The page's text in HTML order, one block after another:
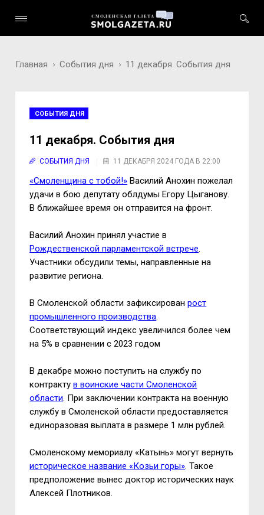
Главная События дня 11 декабря. События дня
СОБЫТИЯ ДНЯ
11 декабря. События дня
СОБЫТИЯ ДНЯ 11 ДЕКАБРЯ 2024 ГОДА В 22:00
«Смоленщина с тобой!» Василий Анохин пожелал
удачи в бою депутату облдумы Егору Цыганову.
В ближайшее время он отправится на фронт.
Василий Анохин принял участие в
Рождественской парламентской встрече.
Участники обсудили темы, направленные на
развитие региона.
В Смоленской области зафиксированрост
промышленного производства.
Соответствующий индекс увеличился более чем
на 5% в сравнении с 2023 годом
В декабре можно поступить на службу по
контрактув воинские части Смоленской
области. При заключении контракта на военную
службу в Смоленской области предоставляется
единоразовая выплата в размере 1 млн рублей.
Смоленскому мемориалу «Катынь» могут вернуть
историческое название «Козьи горы». Такое
предположение вынес доктор исторических наук
Алексей Плотников.